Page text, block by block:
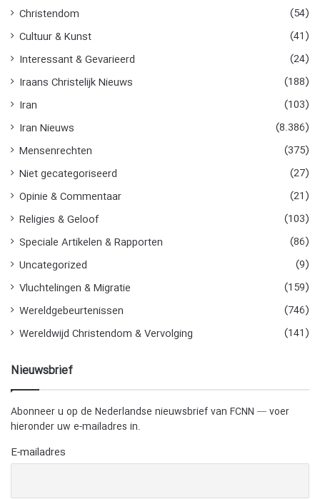
Christendom
(54)
Cultuur & Kunst
(41)
Interessant & Gevarieerd
(24)
Iraans Christelijk Nieuws
(188)
Iran
(103)
Iran Nieuws
(8.386)
Mensenrechten
(375)
Niet gecategoriseerd
(27)
Opinie & Commentaar
(21)
Religies & Geloof
(103)
Speciale Artikelen & Rapporten
(86)
Uncategorized
(9)
Vluchtelingen & Migratie
(159)
Wereldgebeurtenissen
(746)
Wereldwijd Christendom & Vervolging
(141)
Nieuwsbrief
Abonneer u op de Nederlandse nieuwsbrief van FCNN — voer
hieronder uw e-mailadres in.
E-mailadres